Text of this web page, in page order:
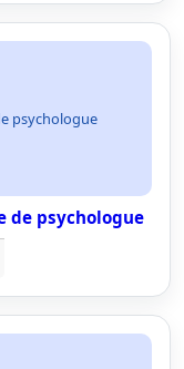
psychologue
de psychologue